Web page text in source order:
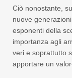
Ciò nonostante,
nuove
esponenti della
importanza agli
veri e soprattutto
apportare un